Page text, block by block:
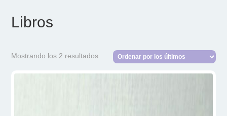
Libros
Mostrando los 2 resultadosOrdenado